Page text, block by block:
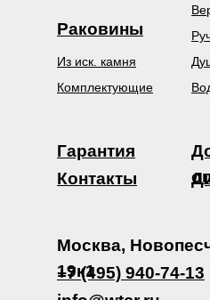
Раковины
Из иск. камня
Комплектующие
Гарантия
Контакты
Москва,
19к1
+7 (495) 940-74-13